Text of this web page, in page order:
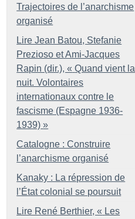
Trajectoires de l’anarchisme
organisé
Lire Jean Batou, Stefanie
Prezioso et Ami-Jacques
Rapin (dir.), « Quand vient la
nuit. Volontaires
internationaux contre le
fascisme (Espagne 1936-
1939) »
Catalogne : Construire
l’anarchisme organisé
Kanaky : La répression de
l’État colonial se poursuit
Lire René Berthier, « Les